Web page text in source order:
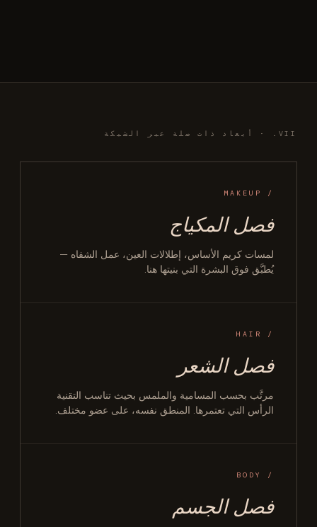
VII. · أبعاد ذات صلة عبر الشبكة
/ MAKEUP
فصل المكياج
لمسات كريم الأساس، إطلالات العين، عمل الشفاه —
يُطبَّق فوق البشرة التي بنيتها هنا.
/ HAIR
فصل الشعر
مرتَّب بحسب المسامية والملمس بحيث تناسب التقنية
الرأس التي تعتمرها. المنطق نفسه، على عضو مختلف.
/ BODY
فصل الجسم